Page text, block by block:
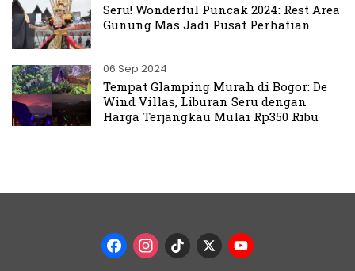
Seru! Wonderful Puncak 2024: Rest Area
Gunung Mas Jadi Pusat Perhatian
06 Sep 2024
Tempat Glamping Murah di Bogor: De
Wind Villas, Liburan Seru dengan
Harga Terjangkau Mulai Rp350 Ribu
Facebook
Instagram
TikTok
X